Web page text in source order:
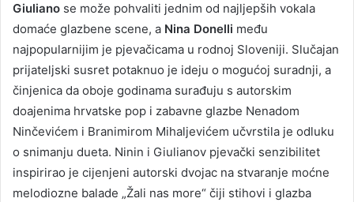
Giuliano se može pohvaliti jednim od najljepših vokala
domaće glazbene scene, a Nina Donelli među
najpopularnijim je pjevačicama u rodnoj Sloveniji. Slučajan
prijateljski susret potaknuo je ideju o mogućoj suradnji, a
činjenica da oboje godinama surađuju s autorskim
doajenima hrvatske pop i zabavne glazbe Nenadom
Ninčevićem i Branimirom Mihaljevićem učvrstila je odluku
o snimanju dueta. Ninin i Giulianov pjevački senzibilitet
inspirirao je cijenjeni autorski dvojac na stvaranje moćne
melodiozne balade „Žali nas more“ čiji stihovi i glazba